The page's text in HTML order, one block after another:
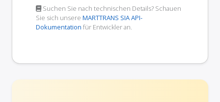
Suchen Sie nach technischen Details? Schauen
Sie sich unsere MARTTRANS SIA API-
Dokumentation für Entwickler an.